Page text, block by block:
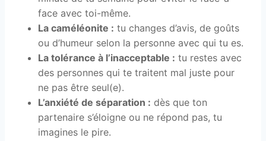
face avec toi-même.
La caméléonite : tu changes d’avis, de goûts
ou d’humeur selon la personne avec qui tu es.
La tolérance à l’inacceptable : tu restes avec
des personnes qui te traitent mal juste pour
ne pas être seul(e).
L’anxiété de séparation : dès que ton
partenaire s’éloigne ou ne répond pas, tu
imagines le pire.